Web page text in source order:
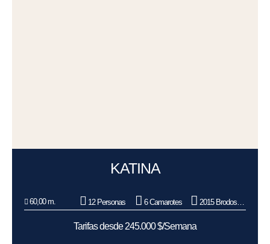
KATINA
60,00 m. 12 Personas 6 Camarotes 2015 Brodosplit BSO d.o.o.
Tarifas desde 245.000 $/Semana